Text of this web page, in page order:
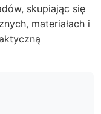
skupiając się
materiałach i